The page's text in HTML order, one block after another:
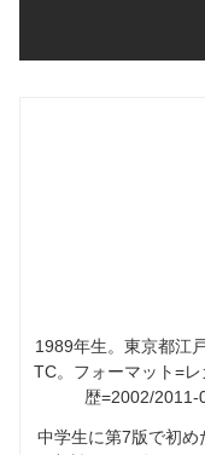
1989年生。東京都江
TC。フォーマット=
歴=2002/2011-
中学生に第7版で初